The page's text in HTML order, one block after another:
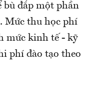
bù đắp một phần
Mức thu học phí
mức kinh tế - kỹ
phí đào tạo theo